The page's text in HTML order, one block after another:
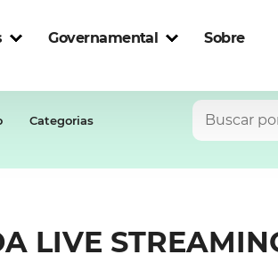
Governamental
Sobre
Categorias
LIVE